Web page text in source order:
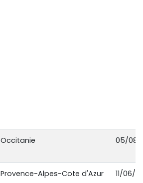
Occitanie 05/08/
Provence-Alpes-Cote d'Azur 11/06/